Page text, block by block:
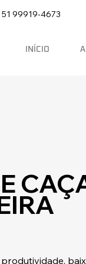
51 99919-4673
INÍCIO